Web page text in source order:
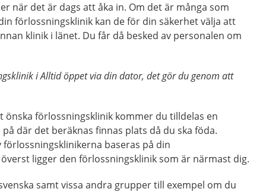
när det är dags att åka in. Om det är många som
förlossningsklinik kan de för din säkerhet välja att
klinik i länet. Du får då besked av personalen om
i Alltid öppet via din dator, det gör du genom att
önska förlossningsklinik kommer du tilldelas en
där det beräknas finnas plats då du ska föda.
baseras på din
ligger den förlossningsklinik som är närmast dig.
samt vissa andra grupper till exempel om du